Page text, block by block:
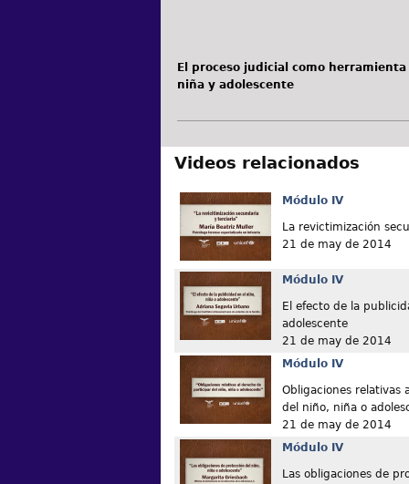
El proceso judicial como
niña y adolescente
Videos relacionados
Módulo IV
La revictimización
21 de may de 2014
Módulo IV
El efecto de la
adolescente
21 de may de 2014
Módulo IV
Obligaciones relativas
del niño, niña o
21 de may de 2014
Módulo IV
Las obligaciones de